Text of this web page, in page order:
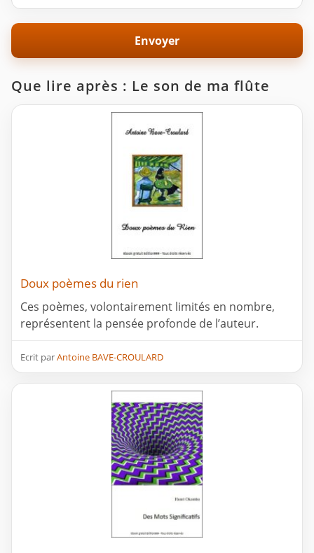
Que lire après : Le son de ma flûte
Doux poèmes du rien
Ces poèmes, volontairement limités en nombre,
représentent la pensée profonde de l’auteur.
Ecrit parAntoine BAVE-CROULARD